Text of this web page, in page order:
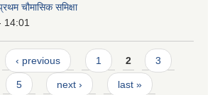
चौमासिक समिक्षा
14:01
‹ previous 1 2 3
5 next › last »